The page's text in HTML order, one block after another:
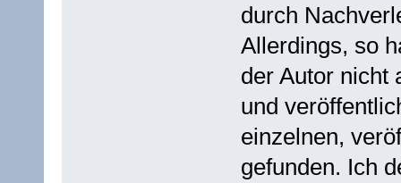
durch
Allerdings, so
der Autor nicht
und
einzelnen,
gefunden. Ich